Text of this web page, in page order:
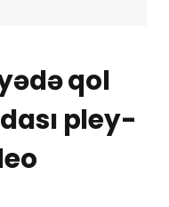
qol
pley-